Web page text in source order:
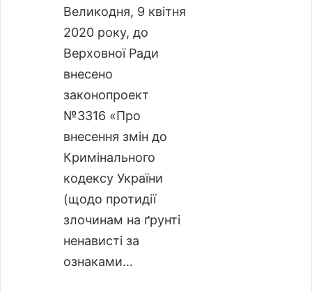
Великодня, 9 квітня
2020 року, до
Верховної Ради
внесено
законопроект
№3316 «Про
внесення змін до
Кримінального
кодексу України
(щодо протидії
злочинам на ґрунті
ненависті за
ознаками…